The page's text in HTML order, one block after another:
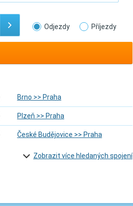
Odjezdy Příjezdy
Brno >> Praha
Plzeň >> Praha
České Budějovice >> Praha
Zobrazit více hledaných spojení